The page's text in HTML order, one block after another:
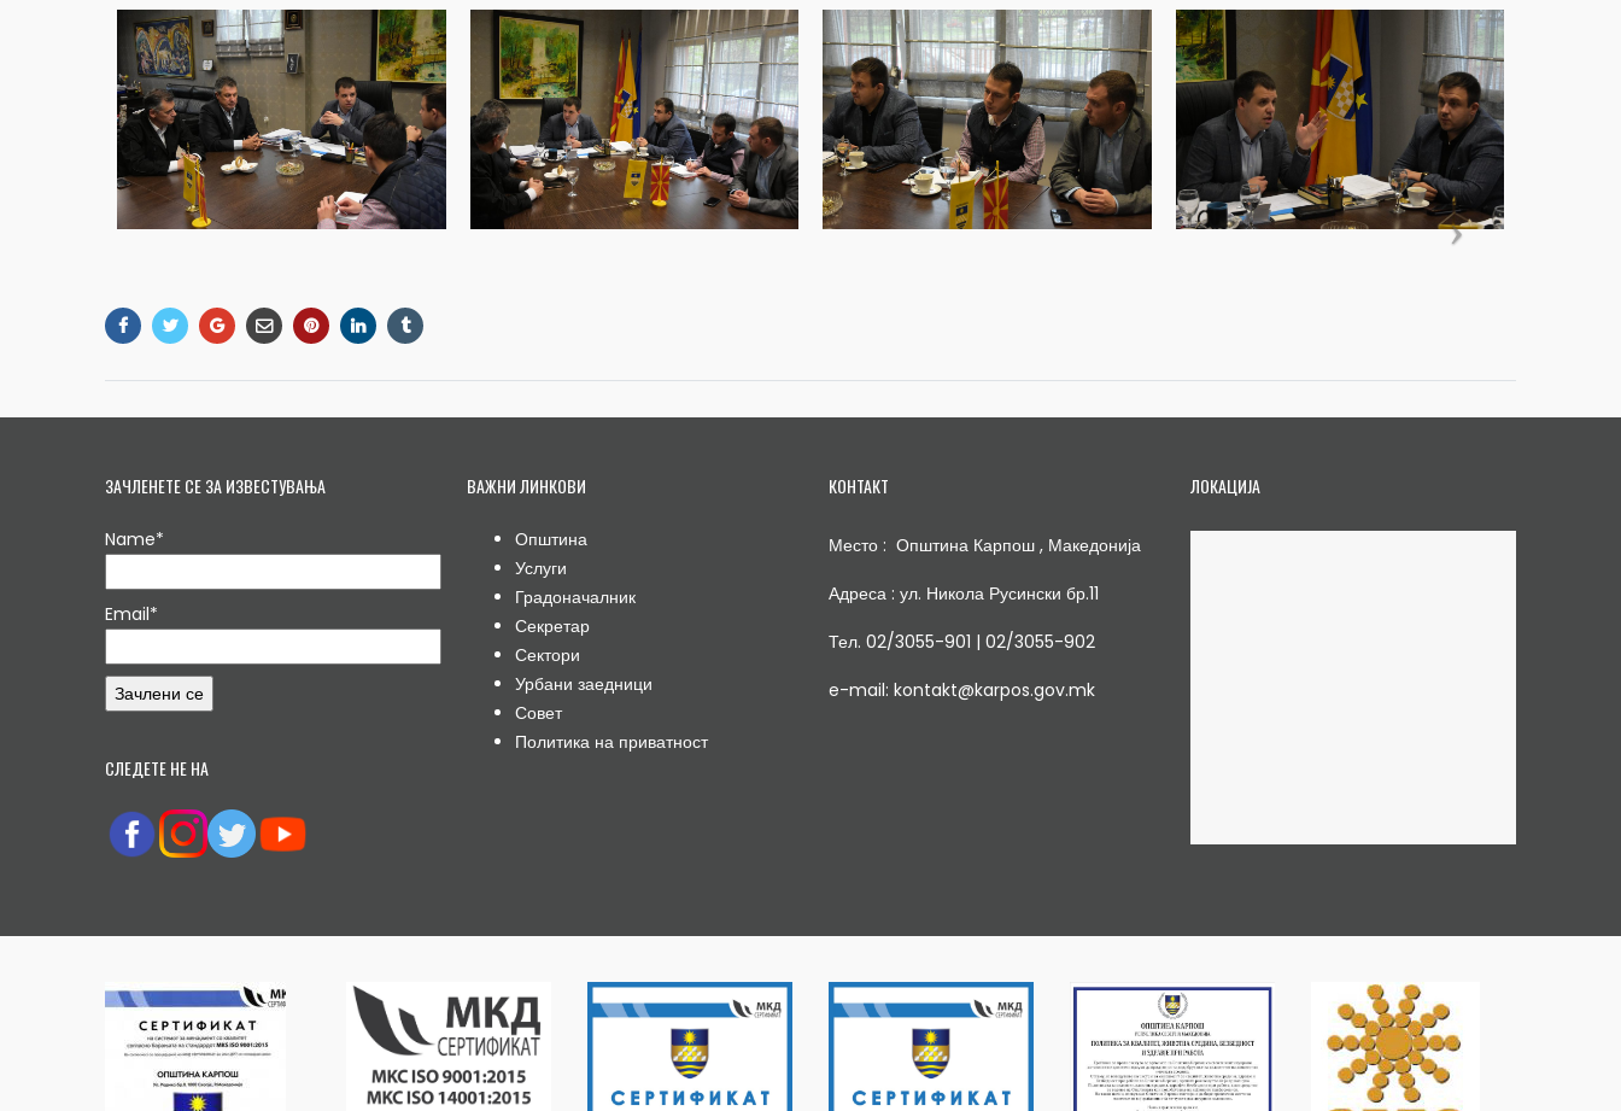
ЗАЧЛЕНЕТЕ СЕ ЗА ИЗВЕСТУВАЊА
Name*
Email*
СЛЕДЕТЕ НЕ НА
ВАЖНИ ЛИНКОВИ
Општина
Услуги
Градоначалник
Секретар
Сектори
Урбани заедници
Совет
Политика на приватност
КОНТАКТ
Место : Општина Карпош , Македонија
Адреса : ул. Никола Русински бр.11
Тел. 02/3055-901 | 02/3055-902
e-mail: kontakt@karpos.gov.mk
ЛОКАЦИЈА